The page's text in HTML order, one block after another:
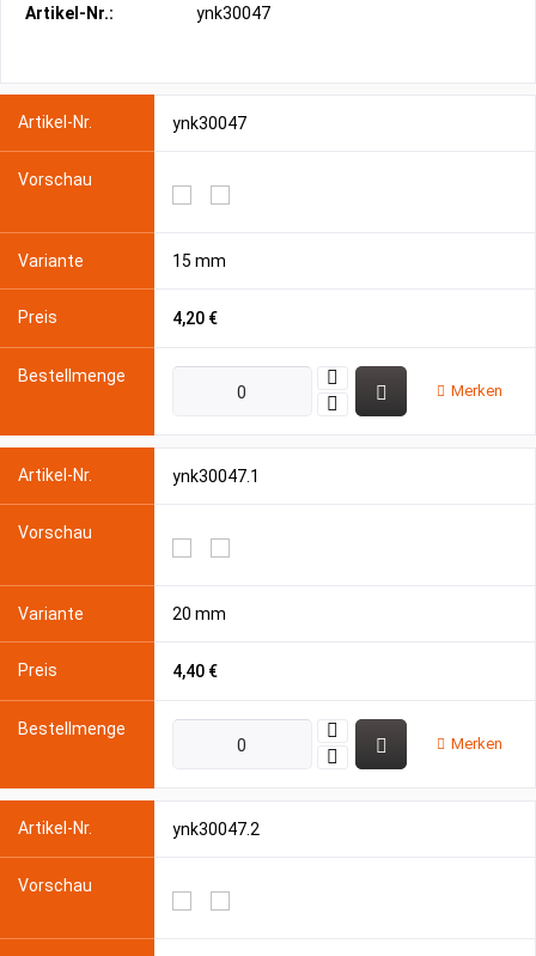
Artikel-Nr.: ynk30047
ynk30047
15 mm
4,20 €
Merken
ynk30047.1
20 mm
4,40 €
Merken
ynk30047.2